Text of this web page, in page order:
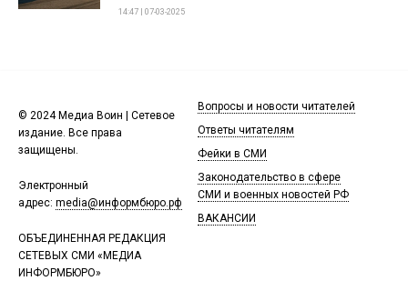
14:47 | 07-03-2025
© 2024 Медиа Воин | Сетевое
издание. Все права
защищены.
Электронный
адрес: media@информбюро.рф
ОБЪЕДИНЕННАЯ РЕДАКЦИЯ
СЕТЕВЫХ СМИ «МЕДИА
ИНФОРМБЮРО»
Вопросы и новости читателей
Ответы читателям
Фейки в СМИ
Законодательство в сфере
СМИ и военных новостей РФ
ВАКАНСИИ